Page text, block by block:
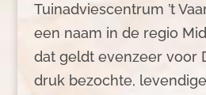
Tuinadviescentrum ’t
een naam in de regio
dat geldt evenzeer voor
druk bezochte,